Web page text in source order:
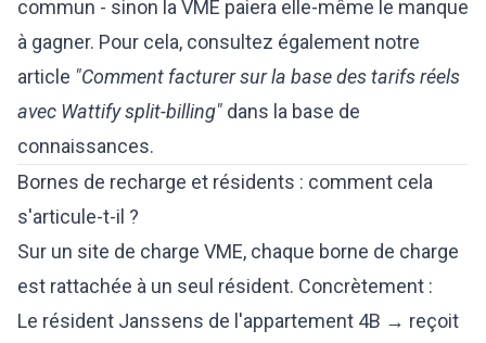
commun - sinon la VME paiera elle-même le manque
à gagner. Pour cela, consultez également notre
article "Comment facturer sur la base des tarifs réels
avec Wattify split-billing" dans la base de
connaissances.
Bornes de recharge et résidents : comment cela
s'articule-t-il ?
Sur un site de charge VME, chaque borne de charge
est rattachée à un seul résident. Concrètement :
Le résident Janssens de l'appartement 4B → reçoit